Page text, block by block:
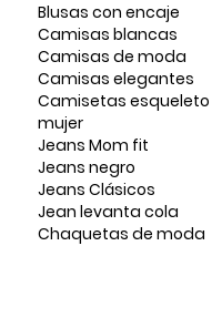
Blusas con encaje
Camisas blancas
Camisas de moda
Camisas elegantes
Camisetas esqueleto
mujer
Jeans Mom fit
Jeans negro
Jeans Clásicos
Jean levanta cola
Chaquetas de moda